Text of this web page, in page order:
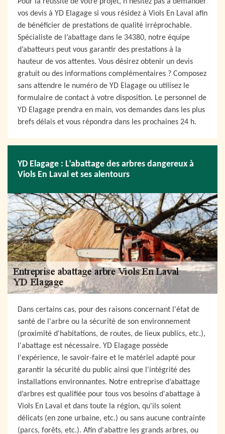
vos devis à YD Elagage si vous résidez à Viols En Laval afin
de bénéficier de prestations de qualité irréprochable.
Spécialiste de l’abattage dans le 34380, notre équipe
d’abatteurs peut vous garantir des prestations à la
hauteur de vos attentes. Vous désirez obtenir un devis
gratuit ou des informations complémentaires ? Composez
sans attendre le numéro de YD Elagage ou utilisez le
formulaire de contact à votre disposition. Le personnel de
YD Elagage prendra en main, vos demandes dans les plus
brefs délais et vous répondra dans les prochaines 24 h.
YD Elagage : L’abattage des arbres dangereux à
Viols En Laval et ses alentours
Dans certains cas, pour des raisons concernant l'état de
santé de l'arbre ou la sécurité de son environnement
(proximité d'habitations, de routes, de lieux publics, etc.),
l'abattage est nécessaire. YD Elagage possède
l'expérience, le savoir-faire et le matériel adapté pour
garantir la sécurité du public ainsi que l'intégrité des
installations environnantes. Notre entreprise d’abattage
d’arbres est qualifiée pour tous vos besoins d'abattage à
Viols En Laval et dans toute la région, qu'ils soient
délicats (en zone urbaine, etc.) ou sans aucune contrainte
(parcs, forêts, etc.). Afin d'abattre les grands arbres, ou